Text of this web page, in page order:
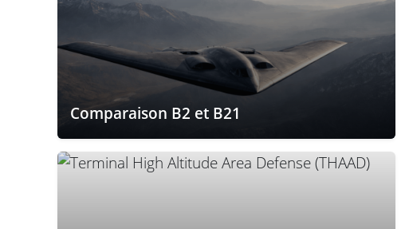
Comparaison B2 et B21